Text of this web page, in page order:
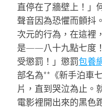
直停在了牆壁上！」
聲音因為恐懼而顫抖
次元的行為，在這裡
是——八十九點七度
受懲罰！」懲罰包養
部名為**《新手泊車
片，直到哭泣為止。
電影裡開出來的黑色